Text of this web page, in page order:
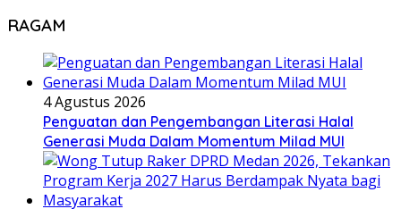
RAGAM
4 Agustus 2026
Penguatan dan Pengembangan Literasi Halal
Generasi Muda Dalam Momentum Milad MUI